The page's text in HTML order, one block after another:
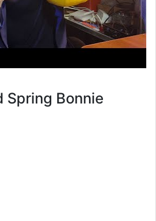
Spring Bonnie